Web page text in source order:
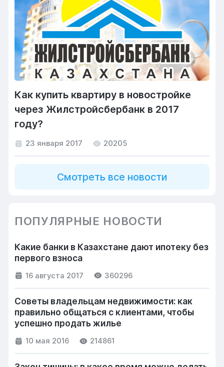
Как купить квартиру в новостройке
через Жилстройсбербанк в 2017
году?
23 января 2017 20205
Смотреть все новости
ПОПУЛЯРНЫЕ НОВОСТИ
Какие банки в Казахстане дают ипотеку без
первого взноса
16 августа 2017 360296
Советы владельцам недвижимости: как
правильно общаться с клиентами, чтобы
успешно продать жилье
10 мая 2016 214861